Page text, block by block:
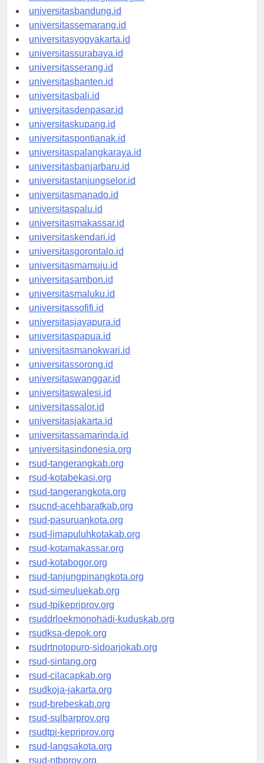
universitastanjungpinang.id
universitasbandung.id
universitassemarang.id
universitasyogyakarta.id
universitassurabaya.id
universitasserang.id
universitasbanten.id
universitasbali.id
universitasdenpasar.id
universitaskupang.id
universitaspontianak.id
universitaspalangkaraya.id
universitasbanjarbaru.id
universitastanjungselor.id
universitasmanado.id
universitaspalu.id
universitasmakassar.id
universitaskendari.id
universitasgorontalo.id
universitasmamuju.id
universitasambon.id
universitasmaluku.id
universitassofifi.id
universitasjayapura.id
universitaspapua.id
universitasmanokwari.id
universitassorong.id
universitaswanggar.id
universitaswalesi.id
universitassalor.id
universitasjakarta.id
universitassamarinda.id
universitasindonesia.org
rsud-tangerangkab.org
rsud-kotabekasi.org
rsud-tangerangkota.org
rsucnd-acehbaratkab.org
rsud-pasuruankota.org
rsud-limapuluhkotakab.org
rsud-kotamakassar.org
rsud-kotabogor.org
rsud-tanjungpinangkota.org
rsud-simeuluekab.org
rsud-tpikepriprov.org
rsuddrloekmonohadi-kuduskab.org
rsudksa-depok.org
rsudrtnotopuro-sidoarjokab.org
rsud-sintang.org
rsud-cilacapkab.org
rsudkoja-jakarta.org
rsud-brebeskab.org
rsud-sulbarprov.org
rsudtpi-kepriprov.org
rsud-langsakota.org